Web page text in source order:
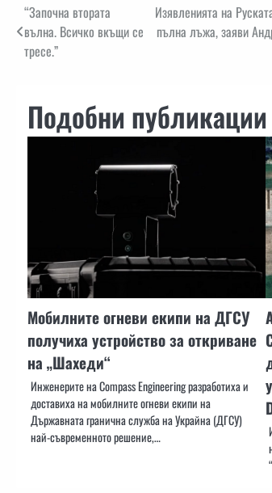
Навигация
“Започна втората
вълна. Всичко вкъщи се
тресе.”
Изявленията на
пълна лъжа, заяви
Подобни публикации
Мобилните огневи екипи на ДГСУ
получиха устройство за откриване
на „Шахеди“
Инженерите на Compass Engineering разработиха и
доставиха на мобилните огневи екипи на
Държавната гранична служба на Украйна (ДГСУ)
най-съвременното решение,…